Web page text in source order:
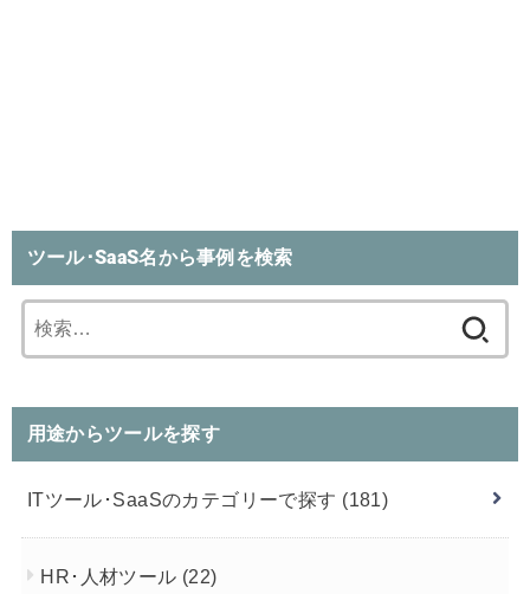
ツール･SaaS名から事例を検索
索:
用途からツールを探す
ITツール･SaaSのカテゴリーで探す (181)
HR･人材ツール (22)